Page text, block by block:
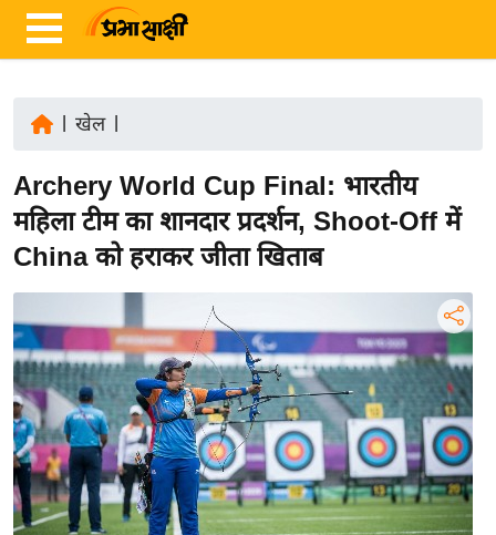
ज़ा
ख
ब
र
ष्ट्री
य
अं
त
र्रा
ष्ट्री
य
खेल|
Archery World Cup Final: भारतीय
महिला टीम का शानदार प्रदर्शन, Shoot-Off में
China को हराकर जीता खिताब